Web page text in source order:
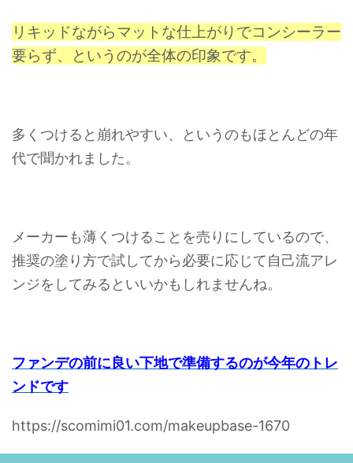
リキッドながらマットな仕上がりでコンシーラー
要らず、というのが全体の印象です。
多くつけると崩れやすい、というのもほとんどの年
代で聞かれました。
メーカーも薄くつけることを売りにしているので、
推奨の塗り方で試してから必要に応じて自己流アレ
ンジをしてみるといいかもしれませんね。
ファンデの前に良い下地で準備するのが今年のトレ
ンドです
https://scomimi01.com/makeupbase-1670